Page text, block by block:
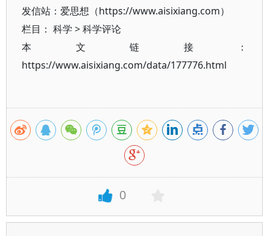
发信站：爱思想（https://www.aisixiang.com）
栏目： 科学 >科学评论
本文链接：
https://www.aisixiang.com/data/177776.html
0